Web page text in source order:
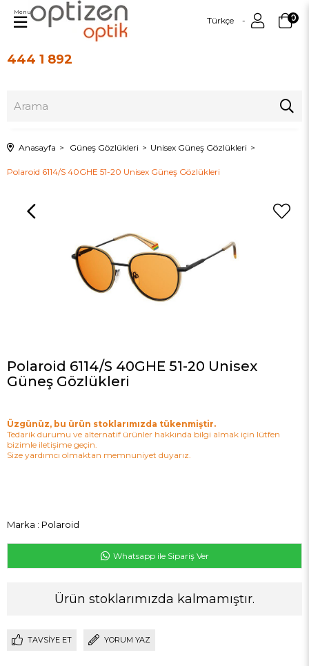
444 1 892
Türkçe 0
Menu
Anasayfa Güneş Gözlükleri Unisex Güneş Gözlükleri
Polaroid 6114/S 40GHE 51-20 Unisex Güneş Gözlükleri
Polaroid 6114/S 40GHE 51-20 Unisex
Güneş Gözlükleri
Üzgünüz, bu ürün stoklarımızda tükenmiştir.
Tedarik durumu ve alternatif ürünler hakkında bilgi almak için lütfen
bizimle iletişime geçin.
Size yardımcı olmaktan memnuniyet duyarız.
Marka : Polaroid
Whatsapp ile Sipariş Ver
Ürün stoklarımızda kalmamıştır.
TAVSIYE ET YORUM YAZ